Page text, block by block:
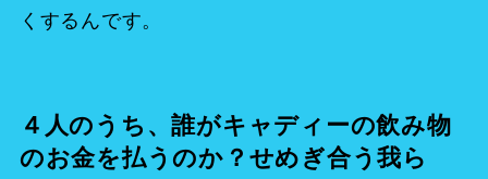
くするんです。
４人のうち、誰がキャディーの飲み物
のお金を払うのか？せめぎ合う我ら